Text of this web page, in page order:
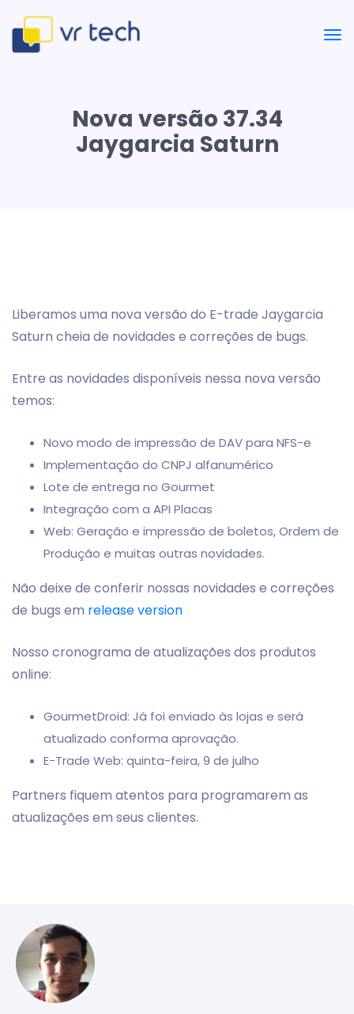
Nova versão 37.34
Jaygarcia Saturn
Liberamos uma nova versão do E-trade Jaygarcia
Saturn cheia de novidades e correções de bugs.
Entre as novidades disponíveis nessa nova versão
temos:
Novo modo de impressão de DAV para NFS-e
Implementação do CNPJ alfanumérico
Lote de entrega no Gourmet
Integração com a API Placas
Web: Geração e impressão de boletos, Ordem de
Produção e muitas outras novidades.
Não deixe de conferir nossas novidades e correções
de bugs em release version
Nosso cronograma de atualizações dos produtos
online:
GourmetDroid: Já foi enviado às lojas e será
atualizado conforma aprovação.
E-Trade Web: quinta-feira, 9 de julho
Partners fiquem atentos para programarem as
atualizações em seus clientes.